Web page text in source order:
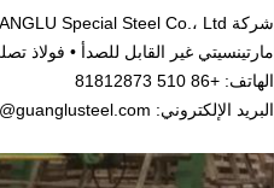
شركة WUXI GUANGLU Special Steel Co.، Ltd.
مارتينسيتي غير القابل للصدأ • فولاذ
الهاتف: +86 510 81812873
البريد الإلكتروني: export@guanglusteel.com